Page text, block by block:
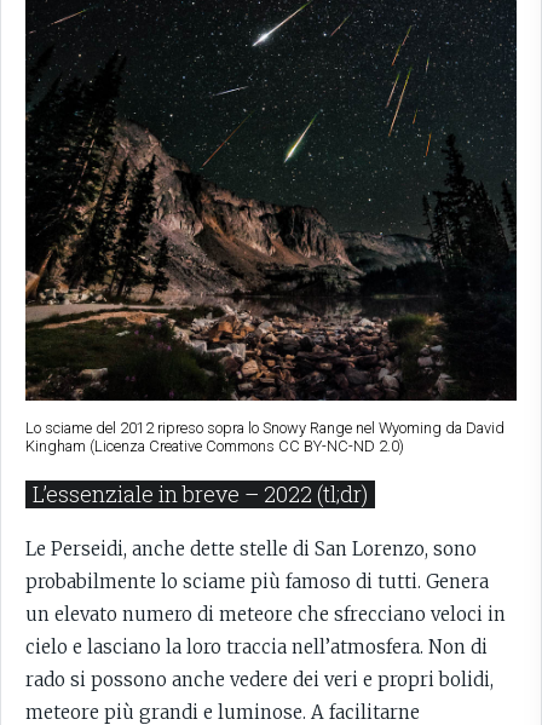
Lo sciame del 2012 ripreso sopra lo Snowy Range nel Wyoming da David
Kingham (Licenza Creative Commons CC BY-NC-ND 2.0)
L’essenziale in breve – 2022 (tl;dr)
Le Perseidi, anche dette stelle di San Lorenzo, sono
probabilmente lo sciame più famoso di tutti. Genera
un elevato numero di meteore che sfrecciano veloci in
cielo e lasciano la loro traccia nell’atmosfera. Non di
rado si possono anche vedere dei veri e propri bolidi,
meteore più grandi e luminose. A facilitarne